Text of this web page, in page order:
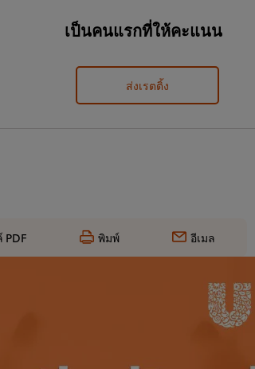
เป็นคนแรกที่ให้คะแนน
ส่งเรตติ้ง
PDF พิมพ์ อีเมล